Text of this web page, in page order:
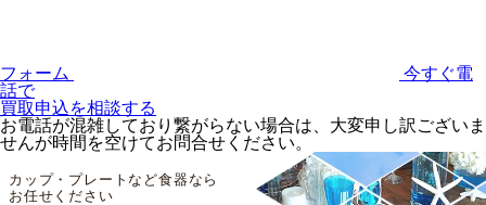
フォーム
今すぐ電
話で
買取申込を相談する
お電話が混雑しており繋がらない場合は、大変申し訳ございま
せんが時間を空けてお問合せください。
カップ・プレートなど食器なら
お任せください